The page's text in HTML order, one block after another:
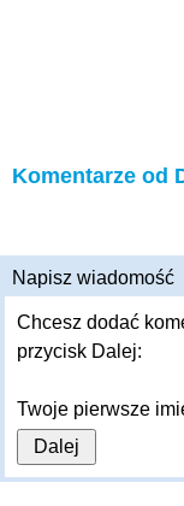
Komentarze od
Napisz wiadomość
Chcesz dodać
przycisk Dalej:
Twoje pierwsze